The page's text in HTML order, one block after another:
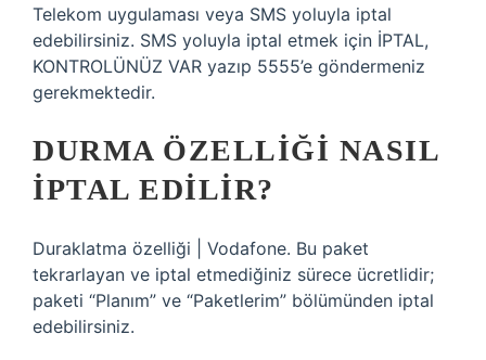
Telekom uygulaması veya SMS yoluyla iptal
edebilirsiniz. SMS yoluyla iptal etmek için İPTAL,
KONTROLÜNÜZ VAR yazıp 5555’e göndermeniz
gerekmektedir.
DURMA ÖZELLIĞI NASIL
IPTAL EDILIR?
Duraklatma özelliği | Vodafone. Bu paket
tekrarlayan ve iptal etmediğiniz sürece ücretlidir;
paketi “Planım” ve “Paketlerim” bölümünden iptal
edebilirsiniz.